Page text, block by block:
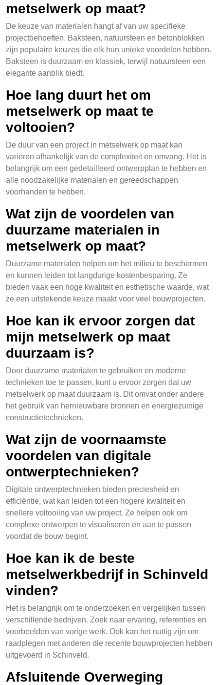
metselwerk op maat?
De keuze van materialen hangt af van uw specifieke
projectbehoeften. Baksteen, natuursteen en betonblokken
zijn populaire keuzes die elk hun unieke voordelen hebben.
Baksteen is duurzaam en klassiek, terwijl natuursteen een
elegante aanblik biedt.
Hoe lang duurt het om
metselwerk op maat te
voltooien?
De duur van een project in metselwerk op maat kan
variëren afhankelijk van de complexiteit en omvang. Het is
belangrijk om een gedetailleerd ontwerpplan te hebben en
alle noodzakelijke materialen en gereedschappen
voorhanden te hebben.
Wat zijn de voordelen van
duurzame materialen in
metselwerk op maat?
Duurzame materialen helpen om het milieu te beschermen
en kunnen leiden tot langdurige kostenbesparing. Ze
bieden vaak een hoge kwaliteit en esthetische waarde, wat
ze een uitstekende keuze maakt voor veel bouwprojecten.
Hoe kan ik ervoor zorgen dat
mijn metselwerk op maat
duurzaam is?
Door duurzame materialen te gebruiken en moderne
technieken toe te passen, kunt u ervoor zorgen dat uw
metselwerk op maat duurzaam is. Dit omvat onder andere
het gebruik van hernieuwbare bronnen en energiezuinige
constructietechnieken.
Wat zijn de voornaamste
voordelen van digitale
ontwerptechnieken?
Digitale ontwerptechnieken bieden preciesheid en
efficiëntie, wat kan leiden tot een hogere kwaliteit en
snellere voltooiing van uw project. Ze helpen ook om
complexe ontwerpen te visualiseren en aan te passen
voordat de bouw begint.
Hoe kan ik de beste
metselwerkbedrijf in Schinveld
vinden?
Het is belangrijk om te onderzoeken en vergelijken tussen
verschillende bedrijven. Zoek naar ervaring, referenties en
voorbeelden van vorige werk. Ook kan het nuttig zijn om
raadplegen met anderen die recente bouwprojecten hebben
uitgevoerd in Schinveld.
Afsluitende Overweging